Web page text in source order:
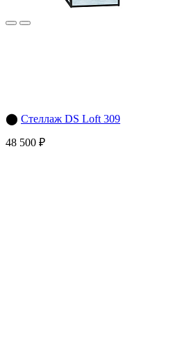
⬤ Стеллаж DS Loft 309
48 500 ₽